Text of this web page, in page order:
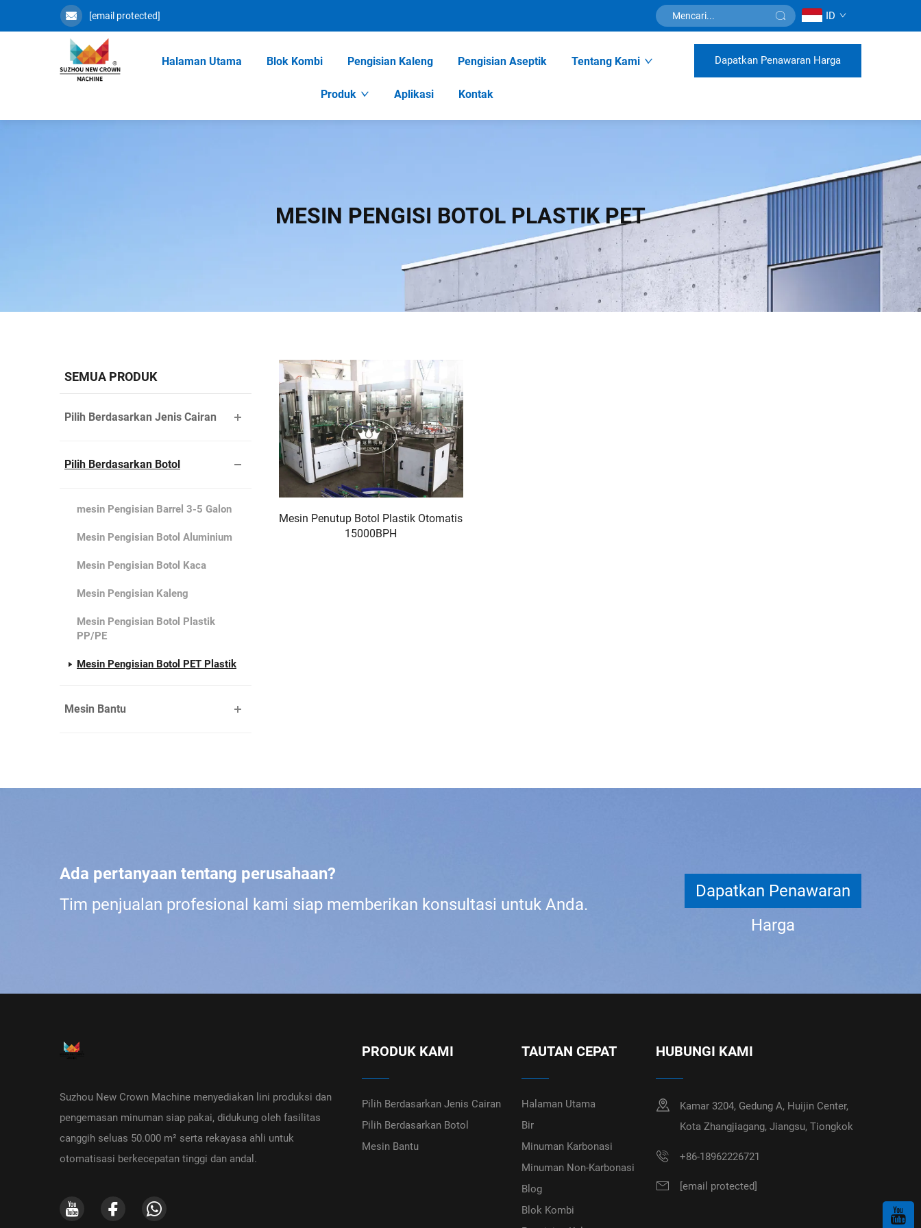
[email protected] ID
Halaman Utama Blok Kombi Pengisian Kaleng Pengisian Aseptik Tentang Kami
Produk Aplikasi Kontak
Dapatkan Penawaran Harga
MESIN PENGISI BOTOL PLASTIK PET
SEMUA PRODUK
Pilih Berdasarkan Jenis Cairan
Pilih Berdasarkan Botol
mesin Pengisian Barrel 3-5 Galon
Mesin Pengisian Botol Aluminium
Mesin Pengisian Botol Kaca
Mesin Pengisian Kaleng
Mesin Pengisian Botol Plastik
PP/PE
Mesin Pengisian Botol PET Plastik
Mesin Bantu
Mesin Penutup Botol Plastik Otomatis
15000BPH
Ada pertanyaan tentang perusahaan?
Tim penjualan profesional kami siap memberikan konsultasi untuk Anda.
Dapatkan Penawaran
Harga
Suzhou New Crown Machine menyediakan lini produksi dan
pengemasan minuman siap pakai, didukung oleh fasilitas
canggih seluas 50.000 m² serta rekayasa ahli untuk
otomatisasi berkecepatan tinggi dan andal.
PRODUK KAMI
Pilih Berdasarkan Jenis Cairan
Pilih Berdasarkan Botol
Mesin Bantu
TAUTAN CEPAT
Halaman Utama
Bir
Minuman Karbonasi
Minuman Non-Karbonasi
Blog
Blok Kombi
HUBUNGI KAMI
Kamar 3204, Gedung A, Huijin Center,
Kota Zhangjiagang, Jiangsu, Tiongkok
+86-18962226721
[email protected]